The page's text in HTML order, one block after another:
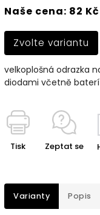
Naše cena: 82 Kč
Zvolte variantu
velkoplošná odrazka
diodami včetně baterí
Tisk Zeptat se
Varianty Popis